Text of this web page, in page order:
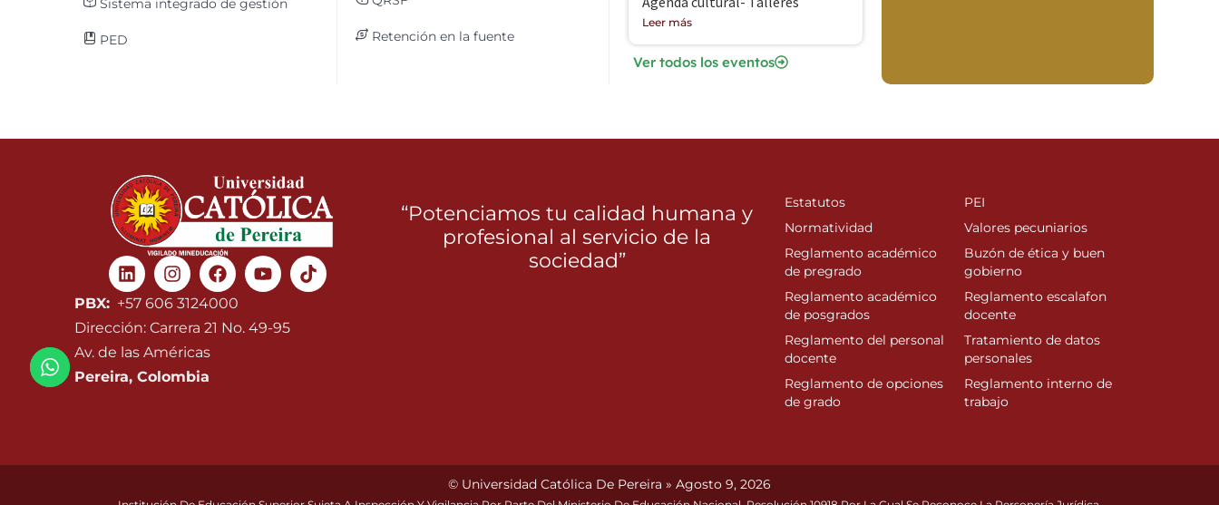
Sistema integrado de gestión
PED Retención en la fuente
Leer más
Ver todos los eventos
LinkedinInstagram
Facebook
Youtube
PBX: +57 606 3124000
Dirección: Carrera 21 No. 49-95
Av. de las Américas
Pereira, Colombia
“Potenciamos tu calidad humana y
profesional al servicio de la
sociedad”
Estatutos
Normatividad
Reglamento académico
de pregrado
Reglamento académico
de posgrados
Reglamento del personal
docente
Reglamento de opciones
de grado
PEI
Valores pecuniarios
Buzón de ética y buen
gobierno
Reglamento escalafon
docente
Tratamiento de datos
personales
Reglamento interno de
trabajo
© Universidad Católica De Pereira » Agosto 9, 2026